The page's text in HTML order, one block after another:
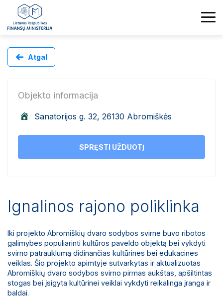
Atgal
Objekto informacija
Sanatorijos g. 32, 26130 Abromiškės
SPRĘSTI UŽDUOTĮ
Ignalinos rajono poliklinka
Iki projekto Abromiškių dvaro sodybos svirne buvo ribotos
galimybes populiarinti kultūros paveldo objektą bei vykdyti
svirno patrauklumą didinančias kultūrines bei edukacines
veiklas. Šio projekto apimtyje sutvarkytas ir aktualizuotas
Abromiškių dvaro sodybos svirno pirmas aukštas, apšiltintas
stogas bei įsigyta kultūrinei veiklai vykdyti reikalinga įranga ir
baldai.